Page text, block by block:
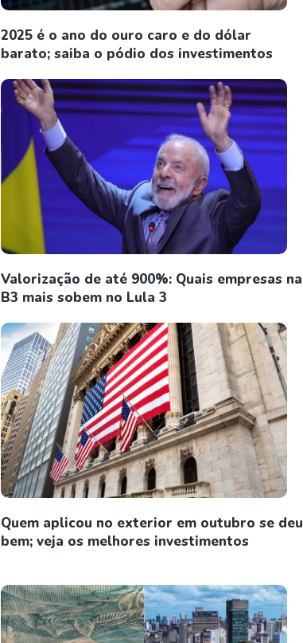
2025 é o ano do ouro caro e do dólar
barato; saiba o pódio dos investimentos
Valorização de até 900%: Quais empresas na
B3 mais sobem no Lula 3
Quem aplicou no exterior em outubro se deu
bem; veja os melhores investimentos